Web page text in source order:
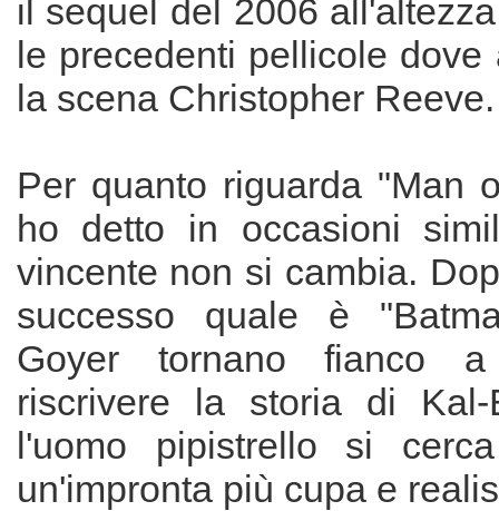
il sequel del 2006
le precedenti pellicole dove
la scena Christopher Reeve.
Per quanto riguarda "Man
ho detto in occasioni
vincente non si cambia.
successo quale è
Goyer tornano fianco
riscrivere la storia di
l'uomo pipistrello si
un'impronta più cupa e